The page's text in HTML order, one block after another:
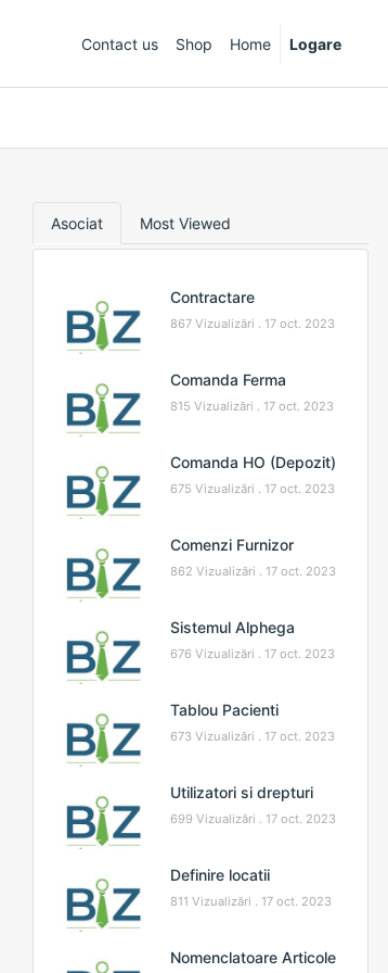
Contact us Shop Home Logare
Asociat Most Viewed
Contractare
867 Vizualizări . 17 oct. 2023
Comanda Ferma
815 Vizualizări . 17 oct. 2023
Comanda HO (Depozit)
675 Vizualizări . 17 oct. 2023
Comenzi Furnizor
862 Vizualizări . 17 oct. 2023
Sistemul Alphega
676 Vizualizări . 17 oct. 2023
Tablou Pacienti
673 Vizualizări . 17 oct. 2023
Utilizatori si drepturi
699 Vizualizări . 17 oct. 2023
Definire locatii
811 Vizualizări . 17 oct. 2023
Nomenclatoare Articole